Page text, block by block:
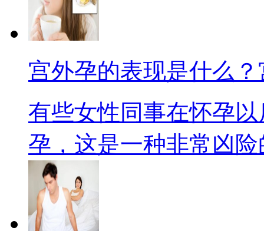
宫外孕的表现是什么
有些女性同事在怀孕
孕，这是一种非常凶险